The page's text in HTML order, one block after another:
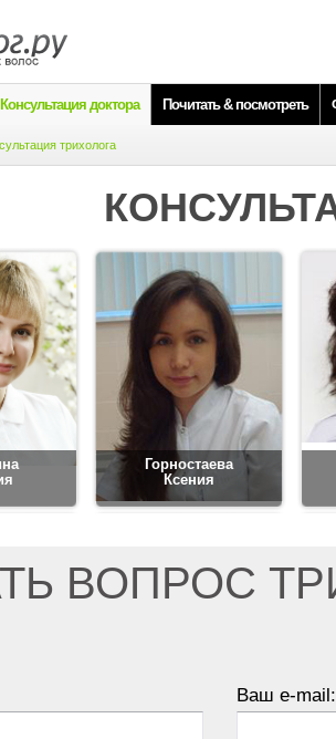
Консультация доктора Почитать & посмотреть
трихолога
Горностаева
Ксения
ВОПРОС
Ваш e-mail: